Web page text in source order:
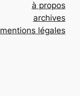
à propos
archives
mentions légales